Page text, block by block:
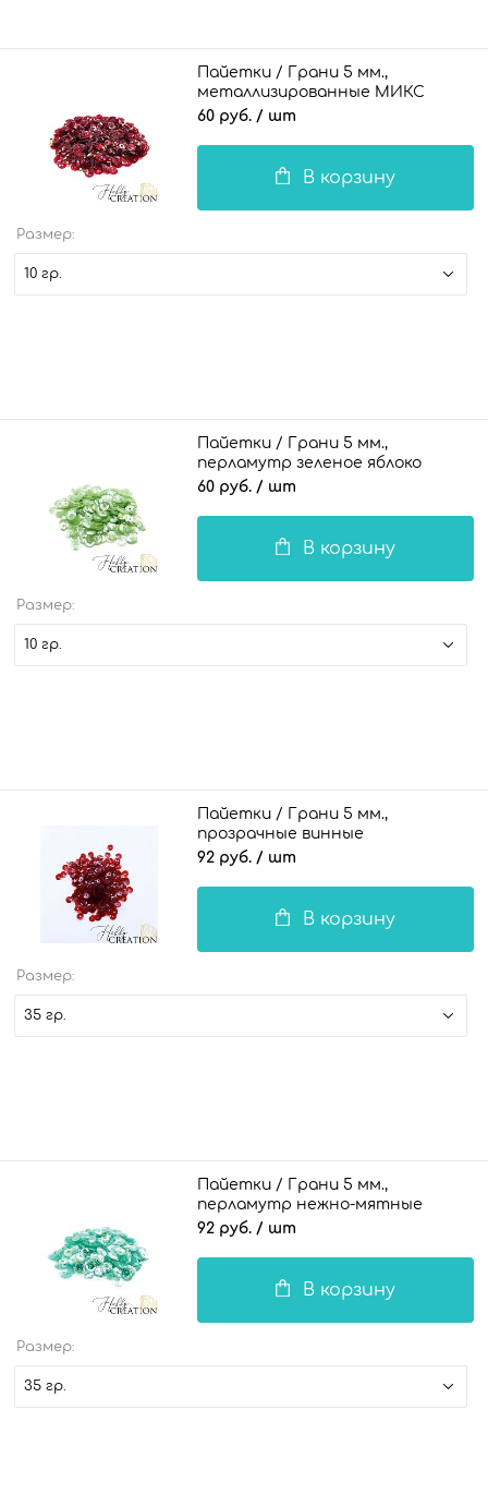
Пайетки / Грани 5 мм.,
металлизированные МИКС
винные
60 руб. / шт
В корзину
Размер:
10 гр.
Пайетки / Грани 5 мм.,
перламутр зеленое яблоко
60 руб. / шт
В корзину
Размер:
10 гр.
Пайетки / Грани 5 мм.,
прозрачные винные
92 руб. / шт
В корзину
Размер:
35 гр.
Пайетки / Грани 5 мм.,
перламутр нежно-мятные
92 руб. / шт
В корзину
Размер:
35 гр.